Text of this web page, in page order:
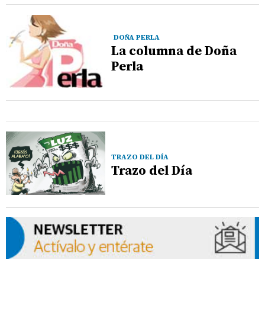
DOÑA PERLA
La columna de Doña
Perla
TRAZO DEL DÍA
Trazo del Día